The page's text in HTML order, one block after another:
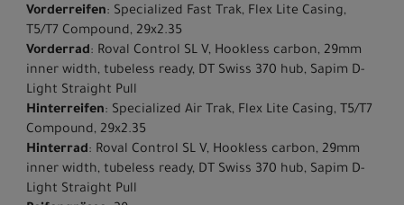
Vorderreifen: Specialized Fast Trak, Flex Lite Casing,
T5/T7 Compound, 29x2.35
Vorderrad: Roval Control SL V, Hookless carbon, 29mm
inner width, tubeless ready, DT Swiss 370 hub, Sapim D-
Light Straight Pull
Hinterreifen: Specialized Air Trak, Flex Lite Casing, T5/T7
Compound, 29x2.35
Hinterrad: Roval Control SL V, Hookless carbon, 29mm
inner width, tubeless ready, DT Swiss 370 hub, Sapim D-
Light Straight Pull